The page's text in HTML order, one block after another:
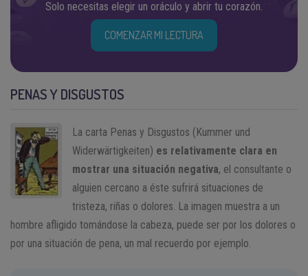
Solo necesitas elegir un oráculo y abrir tu corazón.
COMENZAR MI LECTURA
PENAS Y DISGUSTOS
La carta Penas y Disgustos (Kummer und
Widerwärtigkeiten) es relativamente clara en
mostrar una situación negativa, el consultante o
alguien cercano a éste sufrirá situaciones de
tristeza, riñas o dolores. La imagen muestra a un
hombre afligido tomándose la cabeza, puede ser por los dolores o
por una situación de pena, un mal recuerdo por ejemplo.